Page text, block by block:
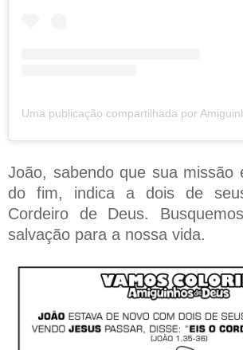
João, sabendo que sua missão
do fim, indica a dois de
Cordeiro de Deus.
salvação para a nossa vida.